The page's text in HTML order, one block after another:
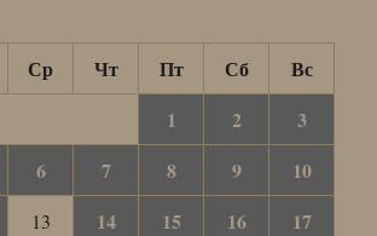
Ср Чт Пт Сб
Вс
1
2
3
6 7 8 9
10
13 14 15 16
17